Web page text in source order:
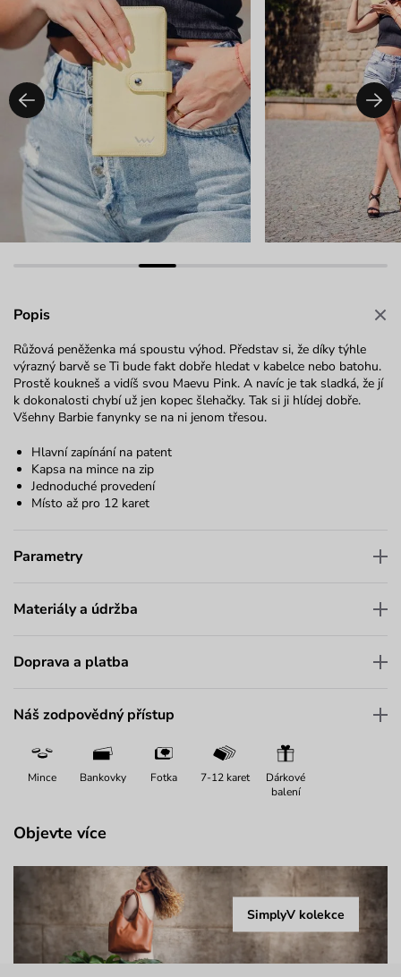
Popis
Růžová peněženka má spoustu výhod. Představ si, že díky týhle
výrazný barvě se Ti bude fakt dobře hledat v kabelce nebo batohu.
Prostě koukneš a vidíš svou Maevu Pink. A navíc je tak sladká, že jí
k dokonalosti chybí už jen kopec šlehačky. Tak si ji hlídej dobře.
Všehny Barbie fanynky se na ni jenom třesou.
Hlavní zapínání na patent
Kapsa na mince na zip
Jednoduché provedení
Místo až pro 12 karet
Parametry
Materiály a údržba
Doprava a platba
Náš zodpovědný přístup
Mince Bankovky Fotka 7-12 karet
Dárkové
balení
Objevte více
SimplyV kolekce